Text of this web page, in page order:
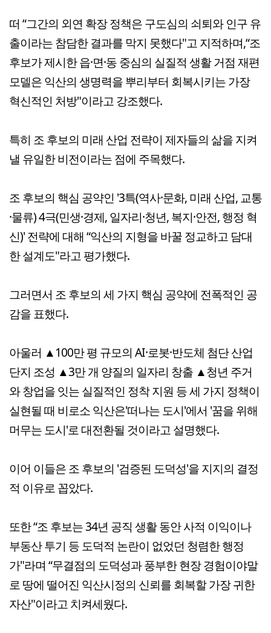
떠 “그간의 외연 확장 정책은 구도심의 쇠퇴와 인구 유
출이라는 참담한 결과를 막지 못했다"고 지적하며,“조
후보가 제시한 읍·면·동 중심의 실질적 생활 거점 재편
모델은 익산의 생명력을 뿌리부터 회복시키는 가장
혁신적인 처방"이라고 강조했다.
특히 조 후보의 미래 산업 전략이 제자들의 삶을 지켜
낼 유일한 비전이라는 점에 주목했다.
조 후보의 핵심 공약인 '3특(역사·문화, 미래 산업, 교통
·물류) 4극(민생·경제, 일자리·청년, 복지·안전, 행정 혁
신)' 전략에 대해 “익산의 지형을 바꿀 정교하고 담대
한 설계도"라고 평가했다.
그러면서 조 후보의 세 가지 핵심 공약에 전폭적인 공
감을 표했다.
아울러 ▲100만 평 규모의 AI·로봇·반도체 첨단 산업
단지 조성 ▲3만 개 양질의 일자리 창출 ▲청년 주거
와 창업을 잇는 실질적인 정착 지원 등 세 가지 정책이
실현될 때 비로소 익산은'떠나는 도시'에서 '꿈을 위해
머무는 도시'로 대전환될 것이라고 설명했다.
이어 이들은 조 후보의 '검증된 도덕성'을 지지의 결정
적 이유로 꼽았다.
또한 “조 후보는 34년 공직 생활 동안 사적 이익이나
부동산 투기 등 도덕적 논란이 없었던 청렴한 행정
가"라며 “무결점의 도덕성과 풍부한 현장 경험이야말
로 땅에 떨어진 익산시정의 신뢰를 회복할 가장 귀한
자산"이라고 치켜세웠다.